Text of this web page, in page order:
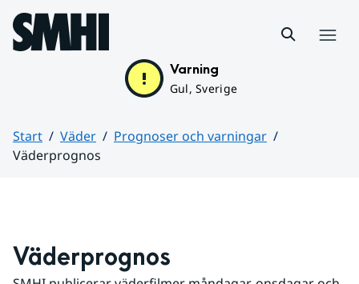
Hoppa till sidans innehåll
Varning
Gul, Sverige
Start Väder
Prognoser och varningar
Väderprognos
Väderprognos